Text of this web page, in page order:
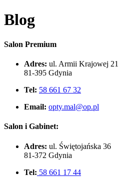
Blog
Salon Premium
Adres: ul. Armii Krajowej 21
81-395 Gdynia
Tel: 58 661 67 32
Email: opty.mal@op.pl
Salon i Gabinet:
Adres: ul. Świętojańska 36
81-372 Gdynia
Tel: 58 661 17 44